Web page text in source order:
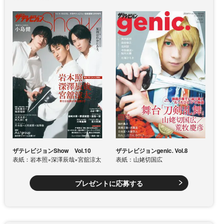
ザテレビジョンShow Vol.10
表紙：岩本照×深澤辰哉×宮舘涼太
ザテレビジョンgenic. Vol.8
表紙：山姥切国広
プレゼントに応募する